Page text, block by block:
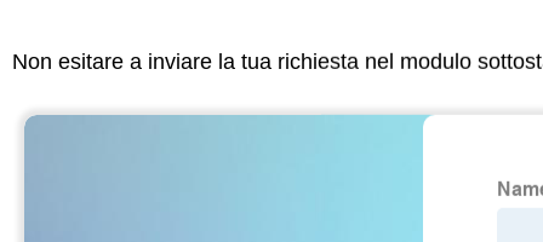
Non esitare a inviare la tua richiesta nel modulo